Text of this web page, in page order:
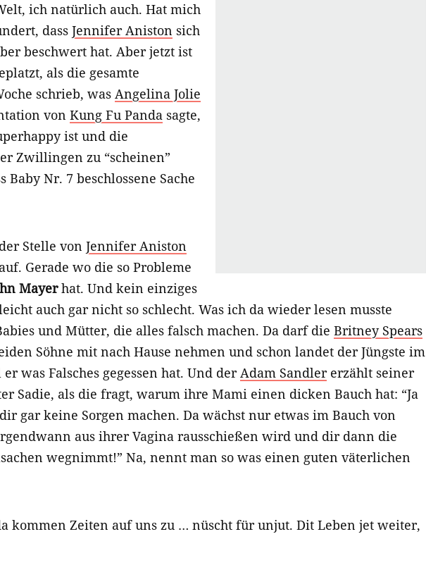
ich natürlich auch. Hat mich
dass Jennifer Aniston sich
beschwert hat. Aber jetzt ist
als die gesamte
schrieb, was Angelina Jolie
von Kung Fu Panda sagte,
ist und die
Zwillingen zu “scheinen”
Baby Nr. 7 beschlossene Sache
Stelle von Jennifer Aniston
Gerade wo die so Probleme
Mayerhat. Und kein einziges
auch gar nicht so schlecht. Was ich da wieder lesen musste
und Mütter, die alles falsch machen. Da darf die Britney Spears
Söhne mit nach Hause nehmen und schon landet der Jüngste im
was Falsches gegessen hat. Und derAdam Sandlererzählt seiner
Sadie, als die fragt, warum ihre Mami einen dicken Bauch hat: “Ja
gar keine Sorgen machen. Da wächst nur etwas im Bauch von
aus ihrer Vagina rausschießen wird und dir dann die
wegnimmt!” Na, nennt man so was einen guten väterlichen
kommen Zeiten auf uns zu … nüscht für unjut. Dit Leben jet weiter,